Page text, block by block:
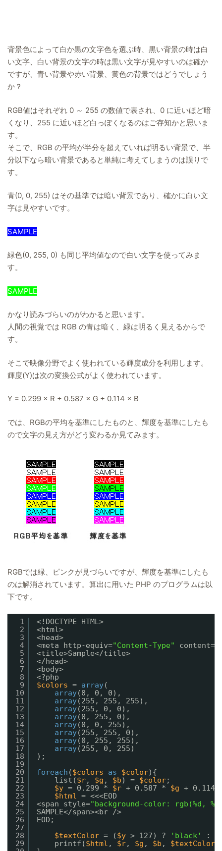
背景色によって白か黒の文字色を選ぶ時、黒い背景の時は白
い文字、白い背景の文字の時は黒い文字が見やすいのは確か
ですが、青い背景や赤い背景、黄色の背景ではどうでしょう
か？
RGB値はそれぞれ 0 ～ 255 の数値で表され、0 に近いほど暗
くなり、255 に近いほど白っぽくなるのはご存知かと思いま
す。
そこで、RGB の平均が半分を超えていれば明るい背景で、半
分以下なら暗い背景であると単純に考えてしまうのは誤りで
す。
青(0, 0, 255) はその基準では暗い背景であり、確かに白い文
字は見やすいです。
SAMPLE
緑色(0, 255, 0) も同じ平均値なので白い文字を使ってみま
す。
SAMPLE
かなり読みづらいのがわかると思います。
人間の視覚では RGB の青は暗く、緑は明るく見えるからで
す。
そこで映像分野でよく使われている輝度成分を利用します。
輝度(Y)は次の変換公式がよく使われています。
Y = 0.299 × R + 0.587 × G + 0.114 × B
では、RGBの平均を基準にしたものと、輝度を基準にしたも
ので文字の見え方がどう変わるか見てみます。
RGBでは緑、ピンクが見づらいですが、輝度を基準にしたも
のは解消されています。算出に用いた PHP のプログラムは以
下です。
1
2
3
4
5
6
7
8
9
10
11
12
13
14
15
16
17
18
19
20
21
22
23
24
25
26
27
28
29
<!DOCTYPE HTML>
<html>
<head>
<meta http-equiv="Content-Type" content=
<title>Sample</title>
</head>
<body>
<?php
$colors = array(
array(0, 0, 0),
array(255, 255, 255),
array(255, 0, 0),
array(0, 255, 0),
array(0, 0, 255),
array(255, 255, 0),
array(0, 255, 255),
array(255, 0, 255)
);
foreach ($colors as $color){
list($r, $g , $b) = $color;
$y = 0.299 * $r + 0.587 * $g +
$html = <<<EOD
<span style="background-color: rgb(%d,
SAMPLE</span><br />
EOD;
$textColor = ($y > 127) ? 'black' :
printf($html , $r, $g , $b , $textColor